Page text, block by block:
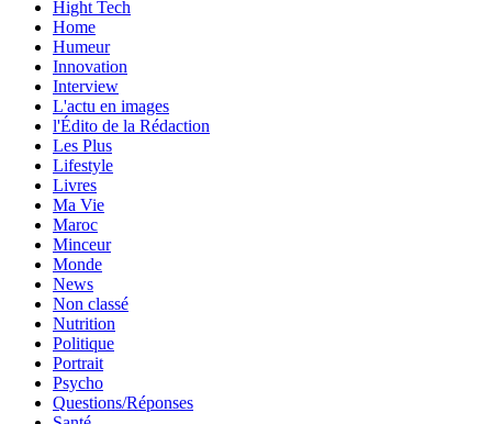
Hight Tech
Home
Humeur
Innovation
Interview
L'actu en images
l'Édito de la Rédaction
Les Plus
Lifestyle
Livres
Ma Vie
Maroc
Minceur
Monde
News
Non classé
Nutrition
Politique
Portrait
Psycho
Questions/Réponses